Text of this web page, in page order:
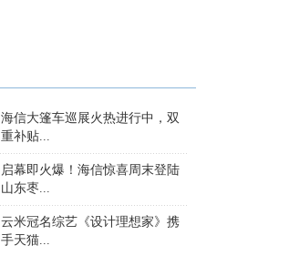
海信大篷车巡展火热进行中，双
重补贴...
启幕即火爆！海信惊喜周末登陆
山东枣...
云米冠名综艺《设计理想家》携
手天猫...